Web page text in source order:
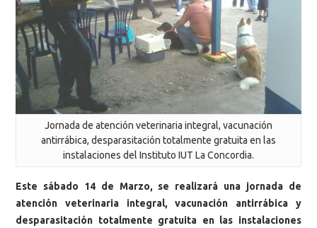
Jornada de atención veterinaria integral, vacunación
antirrábica, desparasitación totalmente gratuita en las
instalaciones del Instituto IUT La Concordia.
Este sábado 14 de Marzo, se realizará una jornada de
atención veterinaria integral, vacunación antirrábica y
desparasitación totalmente gratuita en las instalaciones